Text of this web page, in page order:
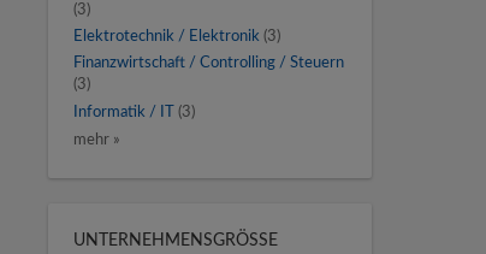
(3)
Elektrotechnik / Elektronik (3)
Finanzwirtschaft / Controlling / Steuern
(3)
Informatik / IT
(3)
mehr »
UNTERNEHMENSGRÖSSE